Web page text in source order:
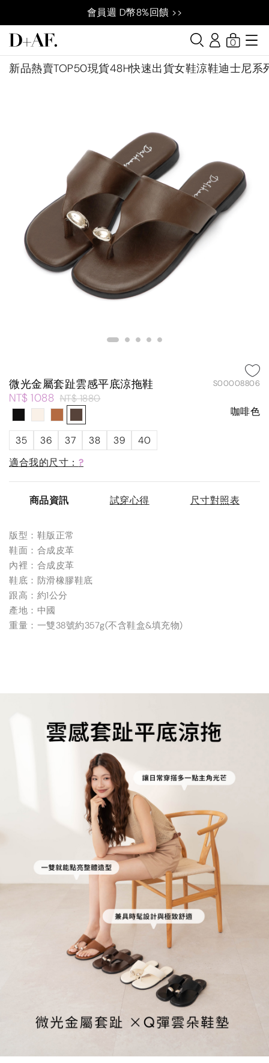
會員週 D幣8%回饋 >>
新品熱賣TOP50現貨48H快速出貨女鞋涼鞋迪士尼系
0
微光金屬套趾雲感平底涼拖鞋 S00008806
NT$ 1088 NT$ 1880
咖啡色
35 36 37 38 39
40
適合我的尺寸： ?
商品資訊 試穿心得 尺寸對照表
版型：鞋版正常
鞋面：合成皮革
內裡：合成皮革
鞋底：防滑橡膠鞋底
跟高：約1公分
產地：中國
重量：一雙38號約357g(不含鞋盒&填充物)